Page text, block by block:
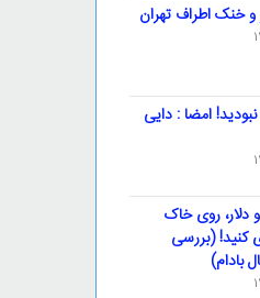
امضا : دایی
دلار، روی خاک
کنید! (بررسی
بادام)